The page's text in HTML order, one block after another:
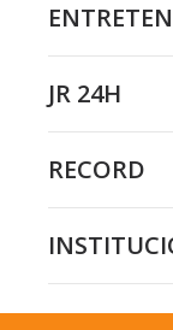
JR 24H
RECORD